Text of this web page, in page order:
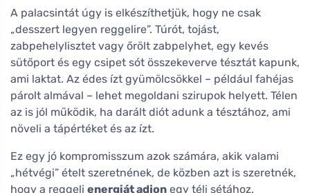
A palacsintát úgy is elkészíthetjük, hogy ne csak
„desszert legyen reggelire”. Túrót, tojást,
zabpehelylisztet vagy őrölt zabpelyhet, egy kevés
sütőport és egy csipet sót összekeverve tésztát kapunk,
ami laktat. Az édes ízt gyümölcsökkel – például fahéjas
párolt almával – lehet megoldani szirupok helyett. Télen
az is jól működik, ha darált diót adunk a tésztához, ami
növeli a tápértéket és az ízt.
Ez egy jó kompromisszum azok számára, akik valami
„hétvégi” ételt szeretnének, de közben azt is szeretnék,
hogy a reggeli energiát adjon egy téli sétához.